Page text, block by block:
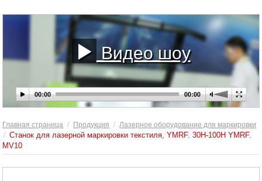
Видео шоу
Главная страница Продукция Лазерное оборудование для маркировки
Станок для лазерной маркировки текстиля, YMRF. 30H-100H YMRF.
MV10